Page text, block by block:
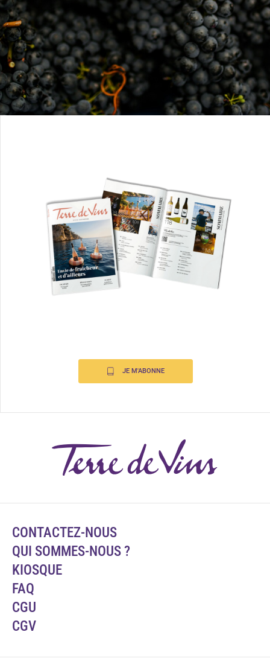
JE M'ABONNE
CONTACTEZ-NOUS
QUI SOMMES-NOUS ?
KIOSQUE
FAQ
CGU
CGV